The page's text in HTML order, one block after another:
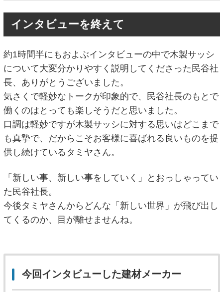
インタビューを終えて
約1時間半にもおよぶインタビューの中で木製サッシ
について大変分かりやすく説明してくださった民谷社
長、ありがとうございました。
気さくで軽妙なトークが印象的で、民谷社長のもとで
働くのはとっても楽しそうだと思いました。
口調は軽妙ですが木製サッシに対する思いはどこまで
も真摯で、だからこそお客様に喜ばれる良いものを提
供し続けているタミヤさん。
「新しい事、新しい事をしていく」とおっしゃってい
た民谷社長。
今後タミヤさんからどんな「新しい世界」が飛び出し
てくるのか、目が離せませんね。
今回インタビューした建材メーカー